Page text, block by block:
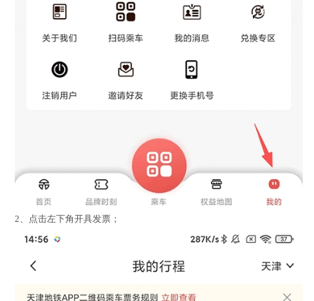
2、点击左下角开具发票；